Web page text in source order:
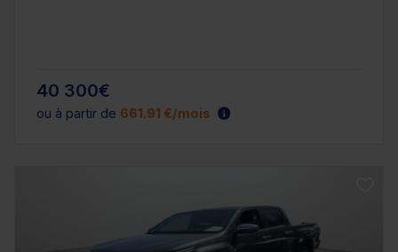
40 300€
ou à partir de 661.91 €/mois